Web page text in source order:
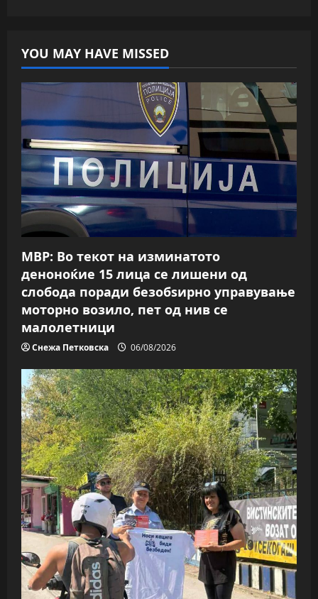
YOU MAY HAVE MISSED
МВР: Во текот на изминатото
деноноќие 15 лица се лишени од
слобода поради безобѕирно управување
моторно возило, пет од нив се
малолетници
Снежа Петковска 06/08/2026